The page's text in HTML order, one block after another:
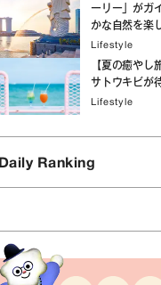
ーリー」がガ
かな自然を楽
Lifestyle
【夏の癒やし
サトウキビが
Lifestyle
Daily Ranking